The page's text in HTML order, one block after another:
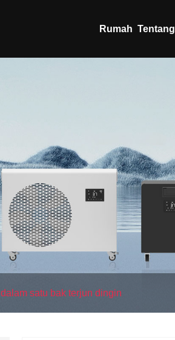
Rumah
satu bak terjun dingin